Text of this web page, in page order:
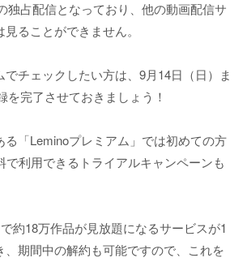
独占配信となっており、他の動画配信サ
ることができません。
チェックしたい方は、9月14日（日）ま
を完了させておきましょう！
る「Leminoプレミアム」では初めての方
で利用できるトライアルキャンペーンも
約18万作品が見放題になるサービスが1
、期間中の解約も可能ですので、これを